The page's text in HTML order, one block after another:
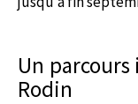
Un parcours
Rodin